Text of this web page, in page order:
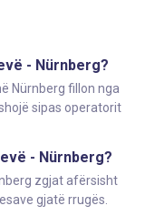
- Nürnberg?
Nürnberg fillon nga
sipas operatorit
- Nürnberg?
zgjat afërsisht
gjatë rrugës.